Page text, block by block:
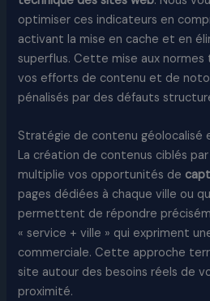
optimiser ces indicateurs en
activant la mise en cache et en
superflus. Cette mise aux
vos efforts de contenu et de
pénalisés par des défauts
Stratégie de contenu géolocalisé
La création de contenus ciblés
multiplie vos opportunités de
pages dédiées à chaque ville ou
permettent de répondre
« service + ville » qui expriment
commerciale. Cette approche
site autour des besoins réels de
proximité.